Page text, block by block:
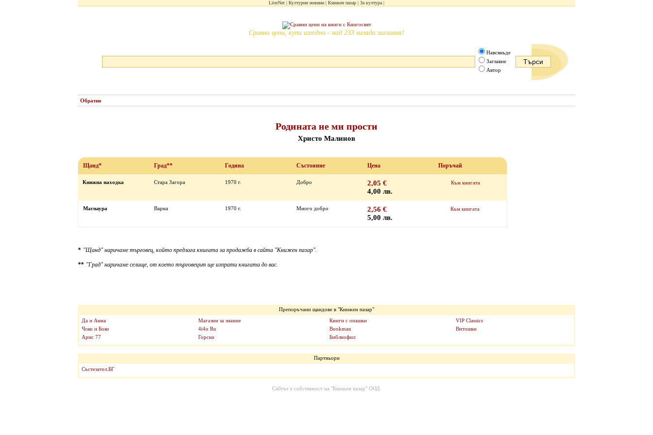
LiterNet Културни новини Книжен пазар За култура
Сравни цени, купи изгодно - над 233 хиляди заглавия!
Навсякъде
Заглавие
Автор
Обратно
Родината не ми прости
Христо Малинов
Щанд* Град** Година Състояние Цена Поръчай
Книжна находка Стара Загора 1970 г. Добро
2,05 €
4,00 лв.
Към книгата
Магнаура Варна 1970 г. Много добро
2,56 €
5,00 лв.
Към книгата
* "Щанд" наричаме търговец, който предлага книгата за продажба в сайта "Книжен пазар".
** "Град" наричаме селище, от което търговецът ще изпрати книгата до вас.
Препоръчани щандове в "Книжен пазар"
Да и Анна
Чоко и Боко
Арис 77
Магазин за знание
4i4o Ru
Горски
Книги с опашки
Bookman
Библиофил
VIP Classics
Витошки
Партньори
Състезател.БГ
Сайтът е собственост на "Книжен пазар" ООД